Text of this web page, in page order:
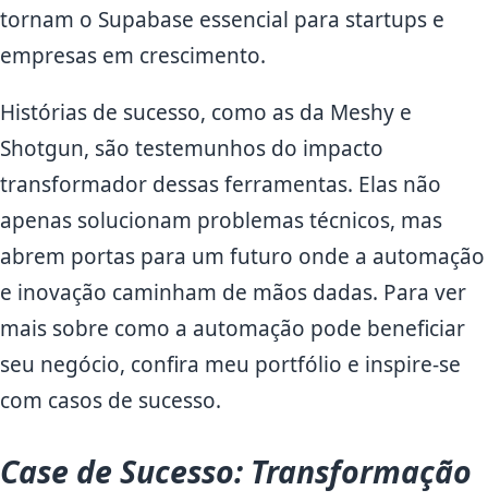
tornam o Supabase essencial para startups e
empresas em crescimento.
Histórias de sucesso, como as da Meshy e
Shotgun, são testemunhos do impacto
transformador dessas ferramentas. Elas não
apenas solucionam problemas técnicos, mas
abrem portas para um futuro onde a automação
e inovação caminham de mãos dadas. Para ver
mais sobre como a automação pode beneficiar
seu negócio, confira meu portfólio e inspire-se
com casos de sucesso.
Case de Sucesso: Transformação